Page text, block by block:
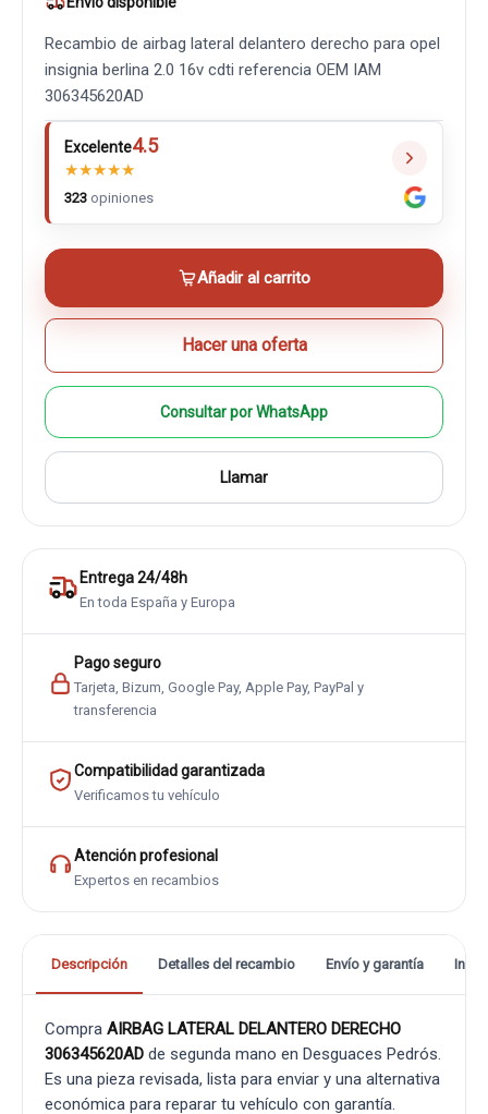
Recambio de airbag lateral delantero derecho para opel
insignia berlina 2.0 16v cdti referencia OEM IAM
306345620AD
Excelente4.5
★★★★★
323 opiniones
Añadir al carrito
Hacer una oferta
Consultar por WhatsApp
Llamar
Entrega 24/48h
En toda España y Europa
Pago seguro
Tarjeta, Bizum, Google Pay, Apple Pay, PayPal y
transferencia
Compatibilidad garantizada
Verificamos tu vehículo
Atención profesional
Expertos en recambios
Descripción Detalles del recambio Envío y garantía
Compra AIRBAG LATERAL DELANTERO DERECHO
306345620AD de segunda mano en Desguaces Pedrós.
Es una pieza revisada, lista para enviar y una alternativa
económica para reparar tu vehículo con garantía.